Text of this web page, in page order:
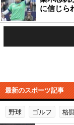
に信じら
最新のスポーツ記事
野球 ゴルフ 格